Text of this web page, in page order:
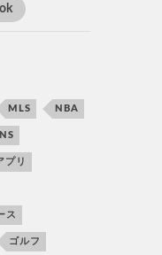
MLS NBA
プリ
ス
ゴルフ